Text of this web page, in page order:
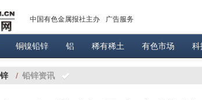
中国有色金属报社主办 广告服务
铜镍铅锌 铝 稀有稀土 有色市场 科
/ 铅锌资讯